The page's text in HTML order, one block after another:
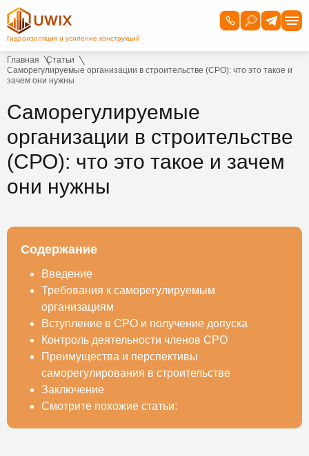
Главная
Статьи
Саморегулируемые организации в строительстве (СРО): что это такое и
зачем они нужны
Саморегулируемые
организации в строительстве
(СРО): что это такое и зачем
они нужны
Содержание
Введение
Требования к саморегулируемым
организациям
Вступление в СРО и получение допуска
Контроль деятельности членов СРО
Преимущества и перспективы
саморегулирования в строительстве
Заключение
Смотрите похожие статьи: